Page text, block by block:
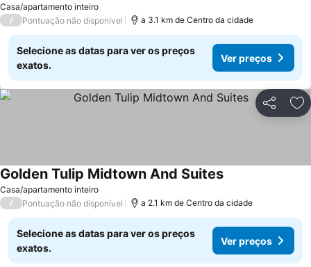
Casa/apartamento inteiro
/ Pontuação não disponível a 3.1 km de Centro da cidade
Selecione as datas para ver os preços
exatos.
Ver preços
Partilhar
Casa/apartamento inteiro
Golden Tulip Midtown And Suites
/ Pontuação não disponível a 2.1 km de Centro da cidade
Selecione as datas para ver os preços
exatos.
Ver preços